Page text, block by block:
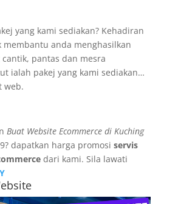
yang kami sediakan? Kehadiran
membantu anda menghasilkan
pantas dan mesra
ialah pakej yang kami sediakan…
web.
Buat Website Ecommerce di Kuching
dapatkan harga promosi servis
dari kami. Sila lawati